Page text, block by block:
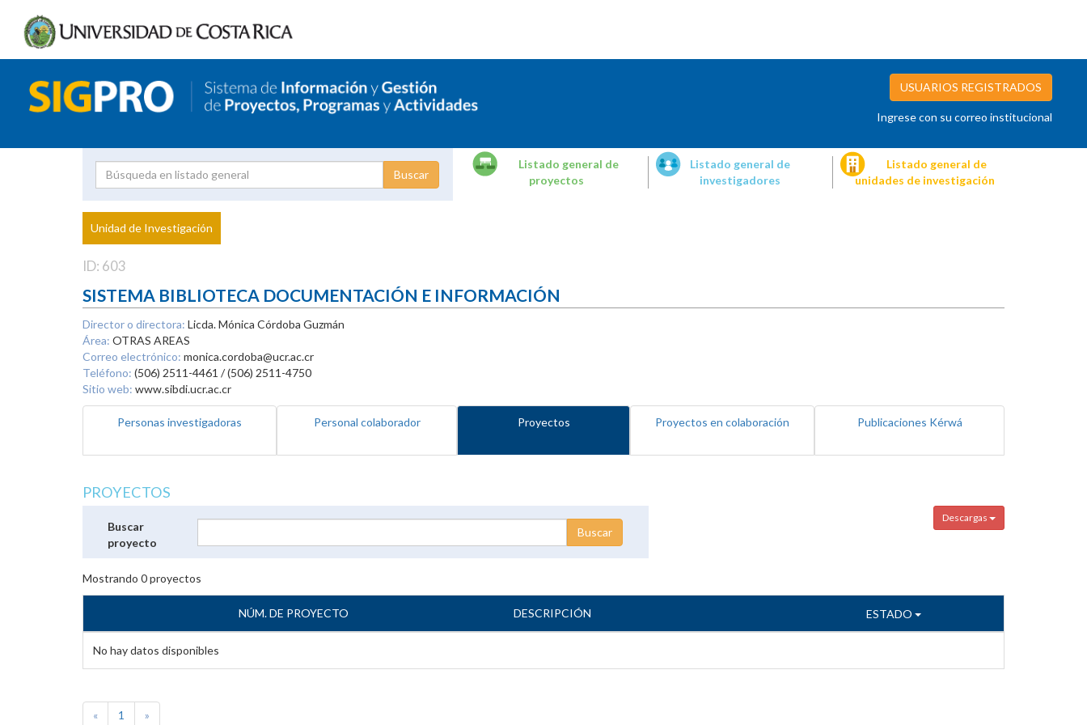
USUARIOS REGISTRADOS
Ingrese con su correo institucional
Proyecto
Investigador
Listado general de
proyectos
Listado general de
investigadores
Listado general de
unidades de investigación
Unidad de Investigación
ID: 603
SISTEMA BIBLIOTECA DOCUMENTACIÓN E INFORMACIÓN
Director o directora: Licda. Mónica Córdoba Guzmán
Área: OTRAS AREAS
Correo electrónico: monica.cordoba@ucr.ac.cr
Teléfono: (506) 2511-4461 / (506) 2511-4750
Sitio web: www.sibdi.ucr.ac.cr
Personas investigadoras Personal colaborador Proyectos Proyectos en colaboración Publicaciones Kérwá
PROYECTOS
Descargas
Buscar
proyecto
Mostrando 0proyectos
NÚM. DE PROYECTO DESCRIPCIÓN ESTADO
No hay datos disponibles
« 1 »